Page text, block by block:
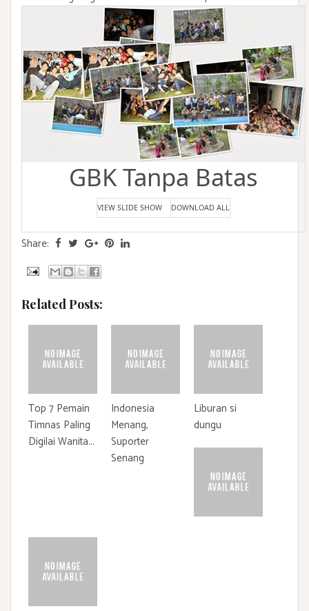
GBK Tanpa Batas
VIEW SLIDE SHOW DOWNLOAD ALL
Share:
Related Posts:
Top 7 Pemain
Timnas Paling
Digilai Wanita...
Indonesia
Menang,
Suporter
Senang
Liburan si
dungu